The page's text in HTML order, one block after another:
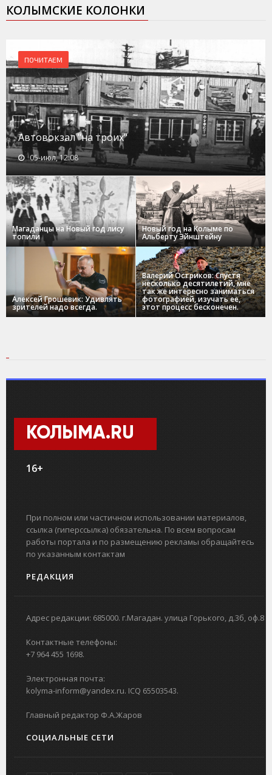
КОЛЫМСКИЕ КОЛОНКИ
ПОЧИТАЕМ
Автовокзал "на троих"
05-июл, 12:08
Магаданцы на Новый год лису
топили
Новый год на Колыме по
Альберту Эйнштейну
Алексей Грошевик: Удивлять
зрителей надо всегда.
Валерий Остриков: Спустя
несколько десятилетий, мне
так же интересно заниматься
фотографией, изучать ее,
этот процесс бесконечен.
КОЛЫМА.RU
16+
При полном или частичном использовании материалов,
ссылка (гиперссылка) обязательна. По всем вопросам
работы портала и по размещению рекламы обращайтесь
по указанным контактам
РЕДАКЦИЯ
Адрес редакции: 685000. г.Магадан. улица Горького, д.3б, оф.8
Контактные телефоны:
+7 964 455 1698.
Электронная почта:
kolyma-inform@yandex.ru. ICQ 65503543.
Главный редактор Ф.А.Жаров
СОЦИАЛЬНЫЕ СЕТИ